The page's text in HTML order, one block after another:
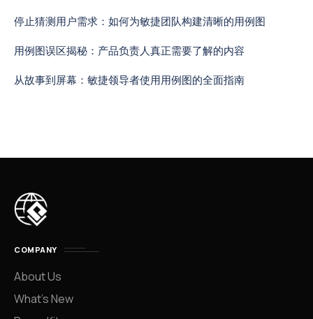
停止猜测用户需求：如何为敏捷团队构建清晰的用例图
用例图误区揭秘：产品负责人真正需要了解的内容
从故事到屏幕：敏捷领导者使用用例图的全面指南
COMPANY
About Us
What’s New